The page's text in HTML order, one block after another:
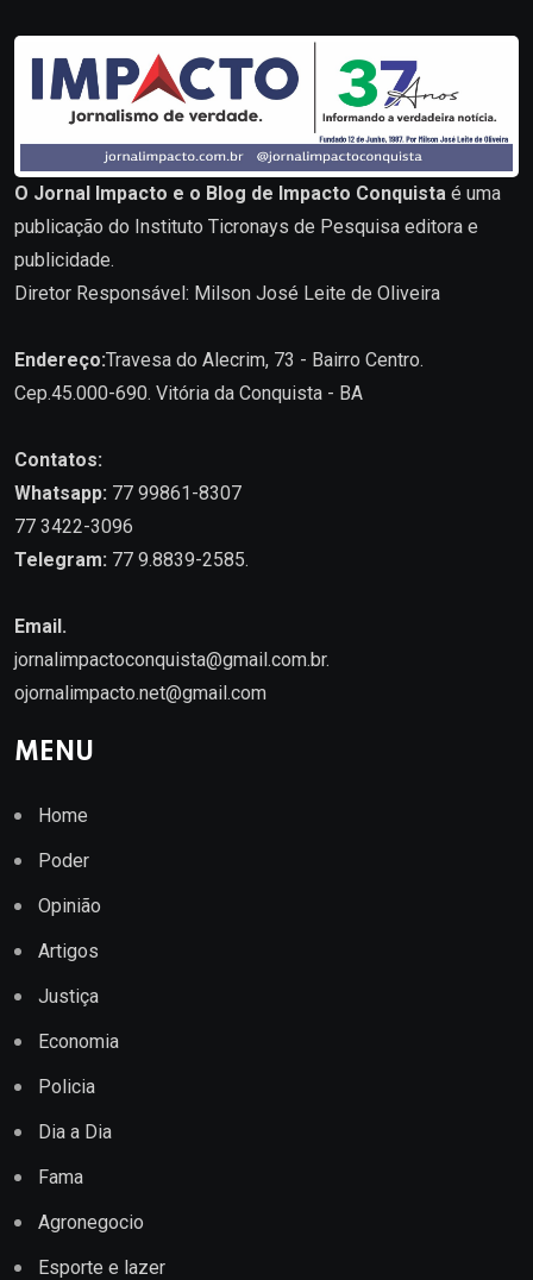
O Jornal Impacto e o Blog de Impacto Conquista é uma
publicação do Instituto Ticronays de Pesquisa editora e
publicidade.
Diretor Responsável: Milson José Leite de Oliveira
Endereço:Travesa do Alecrim, 73 - Bairro Centro.
Cep.45.000-690. Vitória da Conquista - BA
Contatos:
Whatsapp: 77 99861-8307
77 3422-3096
Telegram: 77 9.8839-2585.
Email.
jornalimpactoconquista@gmail.com.br.
ojornalimpacto.net@gmail.com
MENU
Home
Poder
Opinião
Artigos
Justiça
Economia
Policia
Dia a Dia
Fama
Agronegocio
Esporte e lazer